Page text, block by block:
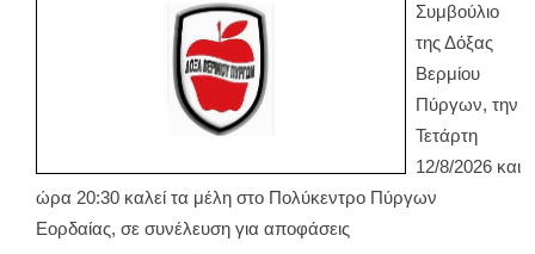
Συμβούλιο
της Δόξας
Βερμίου
Πύργων, την
Τετάρτη
12/8/2026 και
ώρα 20:30 καλεί τα μέλη στο Πολύκεντρο Πύργων
Εορδαίας, σε συνέλευση για αποφάσεις